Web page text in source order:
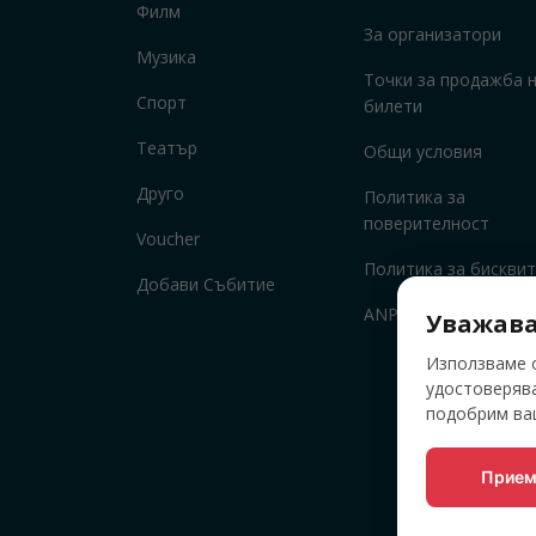
Филм
Музика
Спорт
Театър
Друго
Voucher
Добави Събитие
За организатори
Точки за продажба
билети
Общи условия
Политика за
поверителност
Политика за
ANPC
Използваме
подобрим